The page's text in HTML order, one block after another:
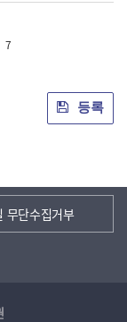
7
등록
무단수집거부